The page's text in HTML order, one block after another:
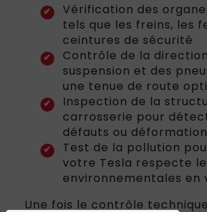
Vérification des
tels que les freins, les
ceintures de sécurité
Contrôle de la
suspension et des
une tenue de route
Inspection de la
carrosserie pour
défauts ou
Test de la pollution
votre Tesla respecte
environnementales en
Une fois le contrôle